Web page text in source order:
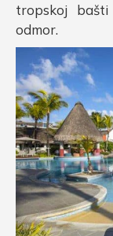
tropskoj
odmor.